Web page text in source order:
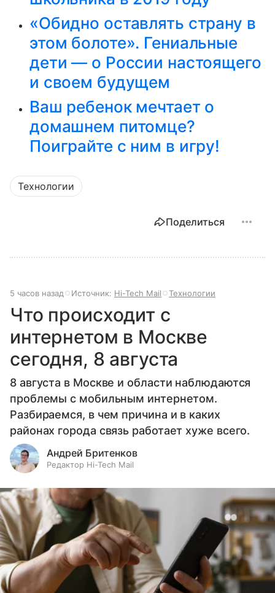
«Обидно оставлять страну в
этом болоте». Гениальные
дети — о России настоящего
и своем будущем
Ваш ребенок мечтает о
домашнем питомце?
Поиграйте с ним в игру!
Технологии
Поделиться
5 часов назад Источник: Hi-Tech Mail Технологии
Что происходит с
интернетом в Москве
сегодня, 8 августа
8 августа в Москве и области наблюдаются
проблемы с мобильным интернетом.
Разбираемся, в чем причина и в каких
районах города связь работает хуже всего.
Андрей Бритенков
Редактор Hi-Tech Mail